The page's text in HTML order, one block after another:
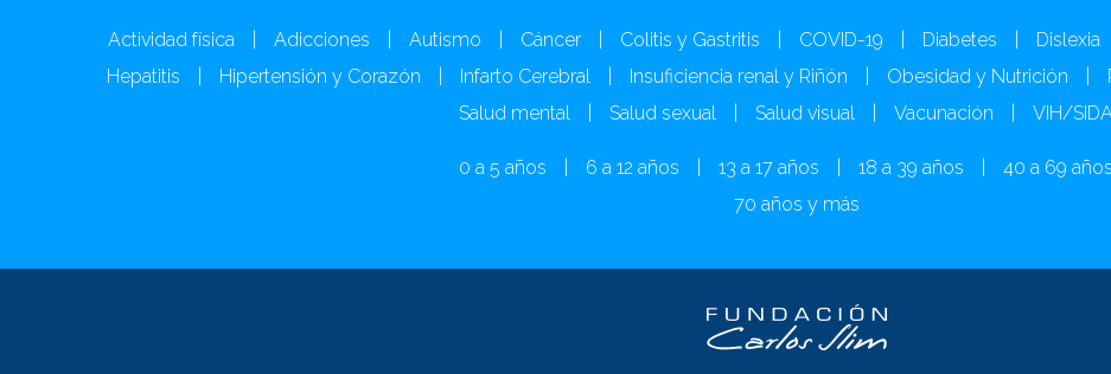
Actividad física Adicciones Autismo Cáncer Colitis y Gastritis COVID-19 Diabetes Dislexia
Hepatitis
Hipertensión y Corazón Infarto Cerebral Insuficiencia renal y Riñón Obesidad y Nutrición
Salud mental
Salud sexual Salud visual Vacunación VIH/
0 a 5 años 6 a 12 años 13 a 17 años 18 a 39 años 40 a 69 años
70 años y más